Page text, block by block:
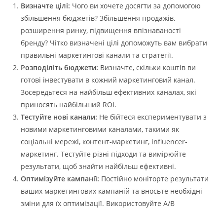
Визначте цілі: Чого ви хочете досягти за допомогою
збільшення бюджетів? Збільшення продажів,
розширення ринку, підвищення впізнаваності
бренду? Чітко визначені цілі допоможуть вам вибрати
правильні маркетингові канали та стратегії.
Розподіліть бюджети: Визначте, скільки коштів ви
готові інвестувати в кожний маркетинговий канал.
Зосередьтеся на найбільш ефективних каналах, які
приносять найбільший ROI.
Тестуйте нові канали: Не бійтеся експериментувати з
новими маркетинговими каналами, такими як
соціальні мережі, контент-маркетинг, influencer-
маркетинг. Тестуйте різні підходи та вимірюйте
результати, щоб знайти найбільш ефективні.
Оптимізуйте кампанії: Постійно моніторте результати
ваших маркетингових кампаній та вносьте необхідні
зміни для їх оптимізації. Використовуйте A/B